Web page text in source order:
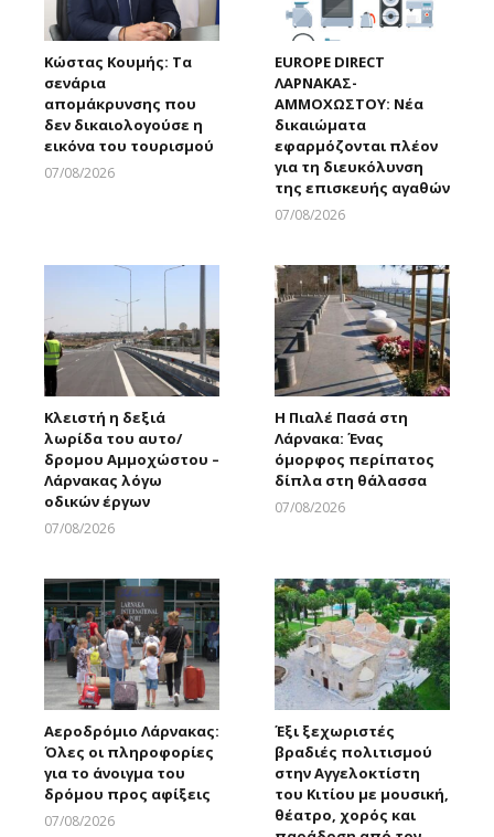
Κώστας Κουμής: Τα
σενάρια
απομάκρυνσης που
δεν δικαιολογούσε η
εικόνα του τουρισμού
07/08/2026
EUROPE DIRECT
ΛΑΡΝΑΚΑΣ-
ΑΜΜΟΧΩΣΤΟΥ: Νέα
δικαιώματα
εφαρμόζονται πλέον
για τη διευκόλυνση
της επισκευής αγαθών
07/08/2026
Κλειστή η δεξιά
λωρίδα του αυτο/
δρομου Αμμοχώστου –
Λάρνακας λόγω
οδικών έργων
07/08/2026
Η Πιαλέ Πασά στη
Λάρνακα: Ένας
όμορφος περίπατος
δίπλα στη θάλασσα
07/08/2026
Αεροδρόμιο Λάρνακας:
Όλες οι πληροφορίες
για το άνοιγμα του
δρόμου προς αφίξεις
07/08/2026
Έξι ξεχωριστές
βραδιές πολιτισμού
στην Αγγελοκτίστη
του Κιτίου με μουσική,
θέατρο, χορός και